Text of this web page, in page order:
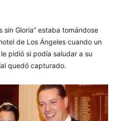
sin Gloria” estaba tomándose
de Los Ángeles cuando un
pidió si podía saludar a su
quedó capturado.